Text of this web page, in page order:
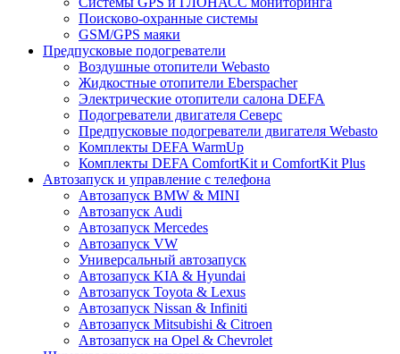
Поисково-охранные системы
GSM/GPS маяки
Предпусковые подогреватели
Воздушные отопители Webasto
Жидкостные отопители Eberspacher
Электрические отопители салона DEFA
Подогреватели двигателя Северс
Предпусковые подогреватели двигателя Webasto
Комплекты DEFA WarmUp
Комплекты DEFA ComfortKit и ComfortKit Plus
Автозапуск и управление с телефона
Автозапуск BMW & MINI
Автозапуск Audi
Автозапуск Mercedes
Автозапуск VW
Универсальный автозапуск
Автозапуск KIA & Hyundai
Автозапуск Toyota & Lexus
Автозапуск Nissan & Infiniti
Автозапуск Mitsubishi & Citroen
Автозапуск на Opel & Chevrolet